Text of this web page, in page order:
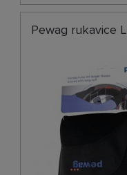
Pewag rukavice L